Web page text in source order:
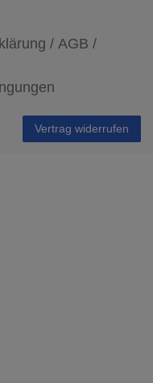
/ AGB /
Vertrag widerrufen